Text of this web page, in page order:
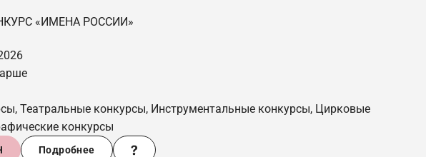
«ИМЕНА РОССИИ»
Театральные конкурсы, Инструментальные конкурсы, Цирковые
конкурсы
Подробнее